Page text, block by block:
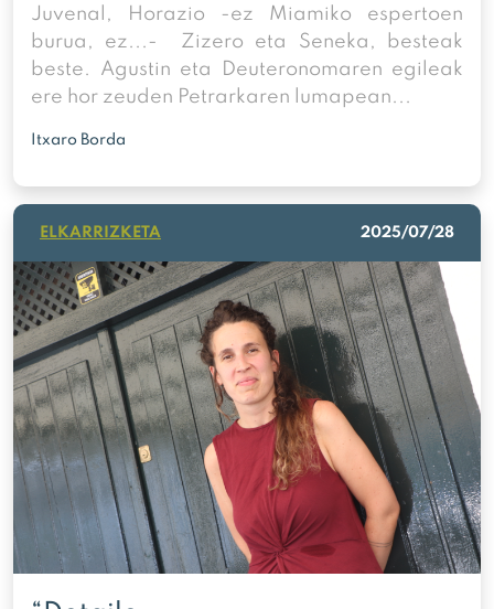
Juvenal, Horazio -ez Miamiko espertoen
burua, ez...- Zizero eta Seneka, besteak
beste. Agustin eta Deuteronomaren egileak
ere hor zeuden Petrarkaren lumapean...
Itxaro Borda
ELKARRIZKETA 2025/07/28